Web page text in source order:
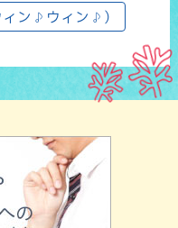
ィン♪ウィン♪）